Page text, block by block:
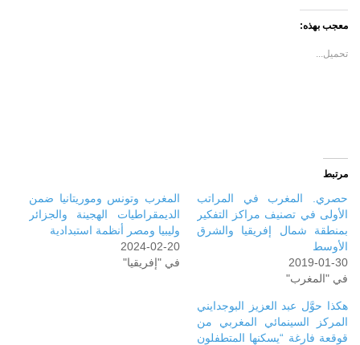
(فتح
في
نافذة
معجب بهذه:
تحميل...
مرتبط
حصري. المغرب في المراتب
الأولى في تصنيف مراكز التفكير
بمنطقة شمال إفريقيا والشرق
الأوسط
2019-01-30
في "المغرب"
المغرب وتونس وموريتانيا ضمن
الديمقراطيات الهجينة والجزائر
وليبيا ومصر أنظمة استبدادية
2024-02-20
في "إفريقيا"
هكذا حوَّل عبد العزيز البوجدايني
المركز السينمائي المغربي من
قوقعة فارغة “يسكنها المتطفلون